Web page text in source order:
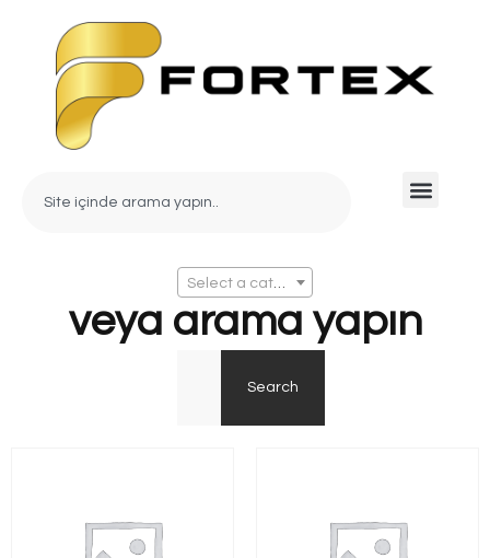
Select a category
veya arama yapın
Search